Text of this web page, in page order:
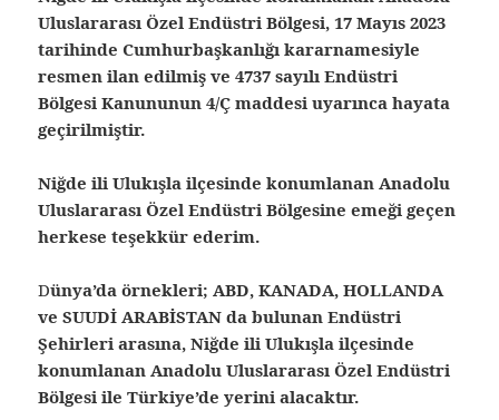
Uluslararası Özel Endüstri Bölgesi, 17 Mayıs 2023
tarihinde Cumhurbaşkanlığı kararnamesiyle
resmen ilan edilmiş ve 4737 sayılı Endüstri
Bölgesi Kanununun 4/Ç maddesi uyarınca hayata
geçirilmiştir.
Niğde ili Ulukışla ilçesinde konumlanan Anadolu
Uluslararası Özel Endüstri Bölgesine emeği geçen
herkese teşekkür ederim.
Dünya’da örnekleri; ABD, KANADA, HOLLANDA
ve SUUDİ ARABİSTAN da bulunan Endüstri
Şehirleri arasına, Niğde ili Ulukışla ilçesinde
konumlanan Anadolu Uluslararası Özel Endüstri
Bölgesi ile Türkiye’de yerini alacaktır.